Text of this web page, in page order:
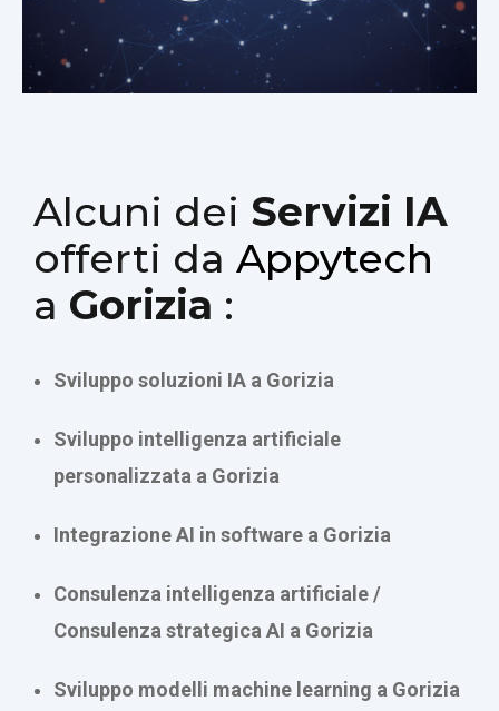
Alcuni dei Servizi IA
offerti da Appytech
a Gorizia :
Sviluppo soluzioni IA a Gorizia
Sviluppo intelligenza artificiale
personalizzata a Gorizia
Integrazione AI in software a Gorizia
Consulenza intelligenza artificiale /
Consulenza strategica AI a Gorizia
Sviluppo modelli machine learning a Gorizia